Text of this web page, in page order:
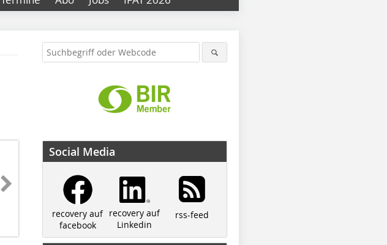
Social Media
recovery auf
facebook
recovery auf
Linkedin
rss-feed